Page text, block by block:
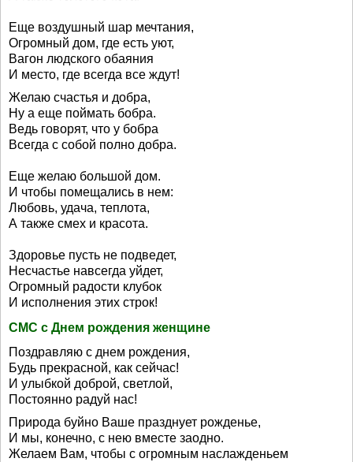
Еще воздушный шар мечтания,
Огромный дом, где есть уют,
Вагон людского обаяния
И место, где всегда все ждут!
Желаю счастья и добра,
Ну а еще поймать бобра.
Ведь говорят, что у бобра
Всегда с собой полно добра.
Еще желаю большой дом.
И чтобы помещались в нем:
Любовь, удача, теплота,
А также смех и красота.
Здоровье пусть не подведет,
Несчастье навсегда уйдет,
Огромный радости клубок
И исполнения этих строк!
СМС с Днем рождения женщине
Поздравляю с днем рождения,
Будь прекрасной, как сейчас!
И улыбкой доброй, светлой,
Постоянно радуй нас!
Природа буйно Ваше празднует рожденье,
И мы, конечно, с нею вместе заодно.
Желаем Вам, чтобы с огромным наслажденьем